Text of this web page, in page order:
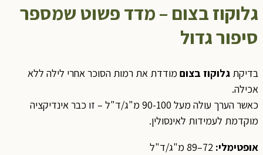
גלוקוז בצום – מדד פשוט שמספר
סיפור גדול
בדיקת גלוקוז בצוםמודדת את רמות הסוכר אחרי לילה ללא
אכילה.
כאשר הערך עולה מעל 90-100 מ"ג/ד"ל – זו כבר אינדיקציה
מוקדמת לעמידות לאינסולין.
אופטימלי:72–89 מ"ג/ד"ל